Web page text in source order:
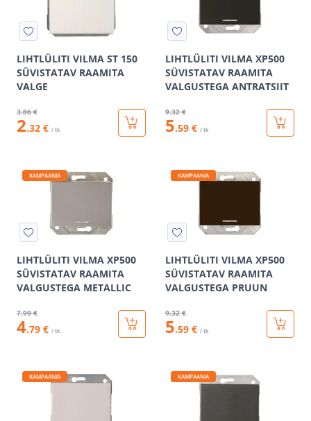
LIHTLÜLITI VILMA ST 150
SÜVISTATAV RAAMITA
VALGE
3.86 €
2.32 € / tk
LIHTLÜLITI VILMA XP500
SÜVISTATAV RAAMITA
VALGUSTEGA ANTRATSIIT
9.32 €
5.59 € / tk
KAMPAANIA
LIHTLÜLITI VILMA XP500
SÜVISTATAV RAAMITA
VALGUSTEGA METALLIC
7.99 €
4.79 € / tk
KAMPAANIA
LIHTLÜLITI VILMA XP500
SÜVISTATAV RAAMITA
VALGUSTEGA PRUUN
9.32 €
5.59 € / tk
KAMPAANIA KAMPAANIA